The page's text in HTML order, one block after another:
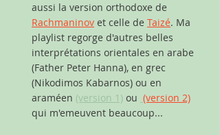
aussi la version orthodoxe de
Rachmaninov et celle de Taizé. Ma
playlist regorge d'autres belles
interprétations orientales en arabe
(Father Peter Hanna), en grec
(Nikodimos Kabarnos) ou en
araméen (version 1) ou (version 2)
qui m'emeuvent beaucoup...